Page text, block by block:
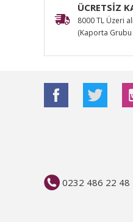
ÜCRETSİZ
8000 TL Üzeri
(Kaporta
0232 486 22 48